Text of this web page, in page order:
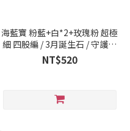
海藍寶 粉藍+白*2+玫瑰粉 超極
細 四股編 / 3月誕生石 / 守護旅
途順利
NT$520